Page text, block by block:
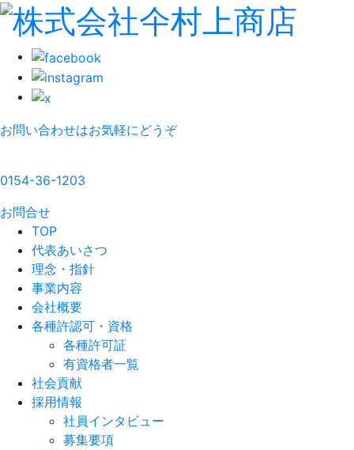
お問い合わせはお気軽にどうぞ
0154-36-1203
お問合せ
TOP
代表あいさつ
理念・指針
事業内容
会社概要
各種許認可・資格
各種許可証
有資格者一覧
社会貢献
採用情報
社員インタビュー
募集要項